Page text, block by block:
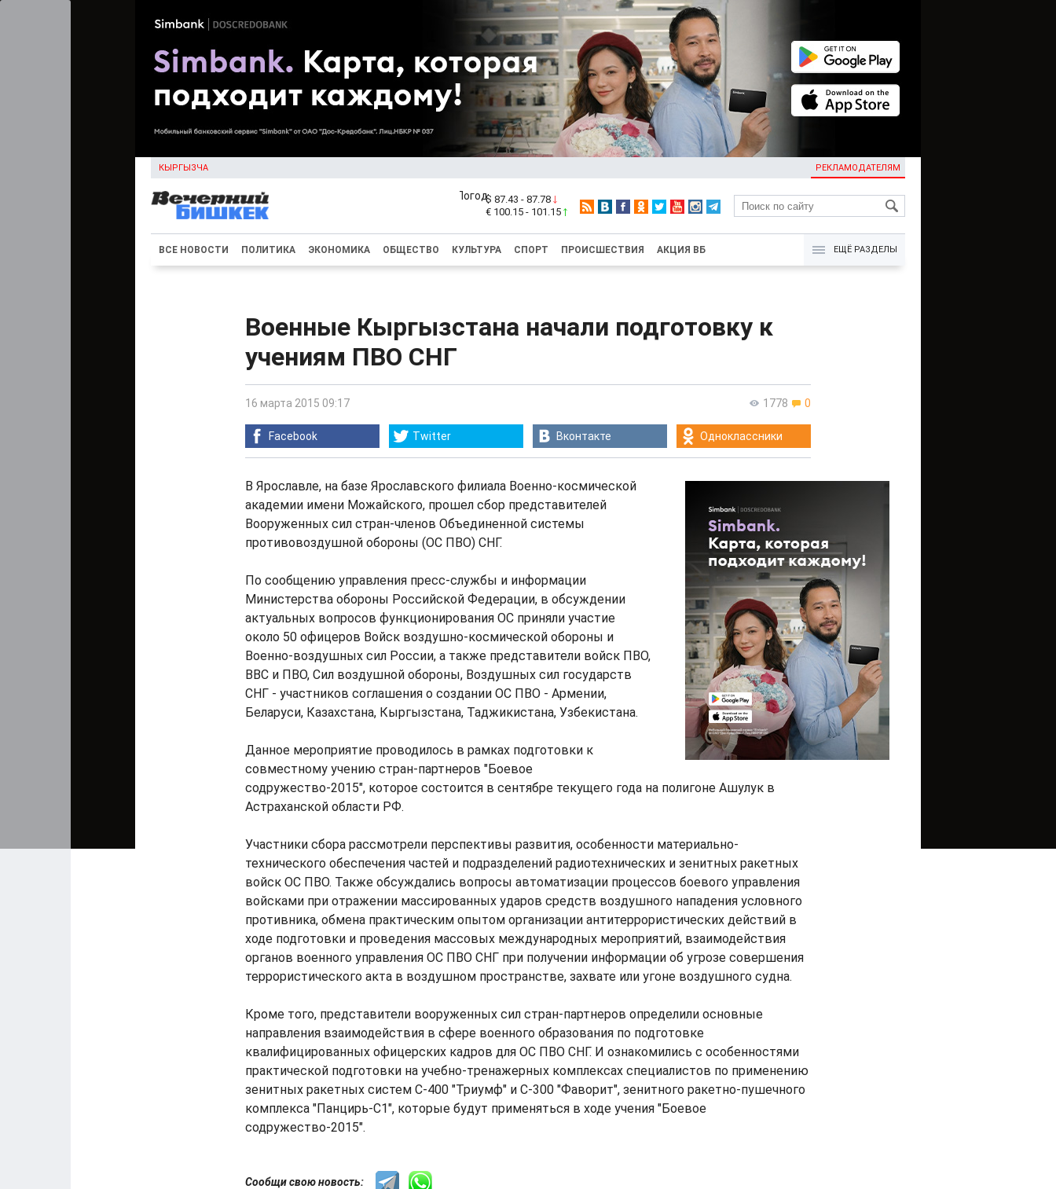
КЫРГЫЗЧА РЕКЛАМОДАТЕЛЯМ
KG
$ 87.43 - 87.78
€ 100.15 - 101.15
ВСЕ НОВОСТИ ПОЛИТИКА ЭКОНОМИКА ОБЩЕСТВО КУЛЬТУРА СПОРТ ПРОИСШЕСТВИЯ АКЦИЯ ВБ ЕЩЁ РАЗДЕЛЫ
Военные Кыргызстана начали подготовку к
учениям ПВО СНГ
1778 0
16 марта 2015 09:17
Facebook Twitter Вконтакте Одноклассники
В Ярославле, на базе Ярославского филиала Военно-космической
академии имени Можайского, прошел сбор представителей
Вооруженных сил стран-членов Объединенной системы
противовоздушной обороны (ОС ПВО) СНГ.
По сообщению управления пресс-службы и информации
Министерства обороны Российской Федерации, в обсуждении
актуальных вопросов функционирования ОС приняли участие
около 50 офицеров Войск воздушно-космической обороны и
Военно-воздушных сил России, а также представители войск ПВО,
ВВС и ПВО, Сил воздушной обороны, Воздушных сил государств
СНГ - участников соглашения о создании ОС ПВО - Армении,
Беларуси, Казахстана, Кыргызстана, Таджикистана, Узбекистана.
Данное мероприятие проводилось в рамках подготовки к
совместному учению стран-партнеров "Боевое
содружество-2015", которое состоится в сентябре текущего года на полигоне Ашулук в
Астраханской области РФ.
Участники сбора рассмотрели перспективы развития, особенности материально-
технического обеспечения частей и подразделений радиотехнических и зенитных ракетных
войск ОС ПВО. Также обсуждались вопросы автоматизации процессов боевого управления
войсками при отражении массированных ударов средств воздушного нападения условного
противника, обмена практическим опытом организации антитеррористических действий в
ходе подготовки и проведения массовых международных мероприятий, взаимодействия
органов военного управления ОС ПВО СНГ при получении информации об угрозе совершения
террористического акта в воздушном пространстве, захвате или угоне воздушного судна.
Кроме того, представители вооруженных сил стран-партнеров определили основные
направления взаимодействия в сфере военного образования по подготовке
квалифицированных офицерских кадров для ОС ПВО СНГ. И ознакомились с особенностями
практической подготовки на учебно-тренажерных комплексах специалистов по применению
зенитных ракетных систем С-400 "Триумф" и С-300 "Фаворит", зенитного ракетно-пушечного
комплекса "Панцирь-С1", которые будут применяться в ходе учения "Боевое
содружество-2015".
Сообщи свою новость: